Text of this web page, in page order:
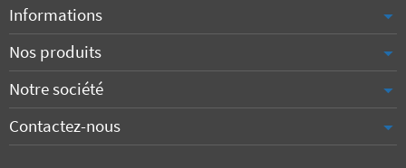
Informations
Nos produits
Notre société
Contactez-nous